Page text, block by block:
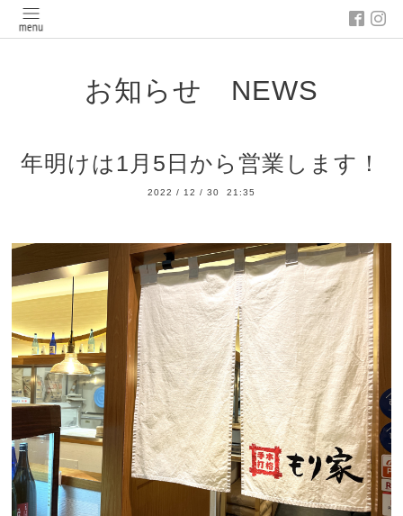
お知らせ NEWS
年明けは1月5日から営業します！
2022 / 12 / 30 21:35